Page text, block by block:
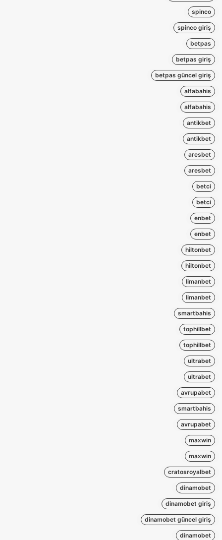
spinco
spinco giriş
betpas
betpas giriş
betpas güncel giriş
alfabahis
alfabahis
antikbet
antikbet
aresbet
aresbet
betci
betci
enbet
enbet
hiltonbet
hiltonbet
limanbet
limanbet
smartbahis
tophillbet
tophillbet
ultrabet
ultrabet
avrupabet
smartbahis
avrupabet
maxwin
maxwin
cratosroyalbet
dinamobet
dinamobet giriş
dinamobet güncel giriş
dinamobet